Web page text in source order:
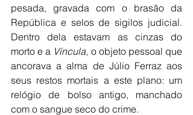
pesada, gravada com o brasão da
República e selos de sigilos judicial.
Dentro dela estavam as cinzas do
morto e a Víncula, o objeto pessoal que
ancorava a alma de Júlio Ferraz aos
seus restos mortais a este plano: um
relógio de bolso antigo, manchado
com o sangue seco do crime.